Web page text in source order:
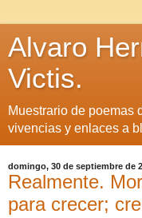
Alvaro
Victis.
Muestrario de poemas
vivencias y enlaces a
domingo, 30 de septiembre de
Realmente.
para crecer;